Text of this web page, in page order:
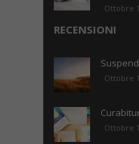
Ottobre
RECENSIONI
Ottobre
Ottobre